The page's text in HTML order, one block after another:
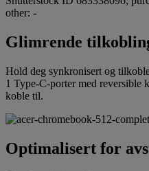
Glimrende
Hold deg synkronisert og
1 Type-C-porter med reversible
koble til.
Optimalisert for